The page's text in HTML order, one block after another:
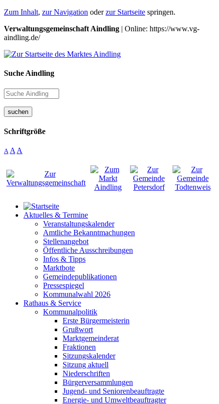
Zum Inhalt, zur Navigation oderzur Startseite springen.
Verwaltungsgemeinschaft Aindling | Online: https://www.vg-
aindling.de/
Suche Aindling
suchen
Schriftgröße
A A A
Aktuelles & Termine
Veranstaltungskalender
Amtliche Bekanntmachungen
Stellenangebot
Öffentliche Ausschreibungen
Infos & Tipps
Marktbote
Gemeindepublikationen
Pressespiegel
Kommunalwahl 2026
Rathaus & Service
Kommunalpolitik
Erste Bürgermeisterin
Grußwort
Marktgemeinderat
Fraktionen
Sitzungskalender
Sitzung aktuell
Niederschriften
Bürgerversammlungen
Jugend- und Seniorenbeauftragte
Energie- und Umweltbeauftragter